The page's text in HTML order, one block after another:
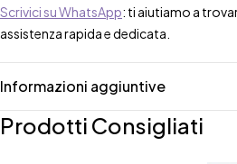
Scrivici su WhatsApp: ti aiutiamo a
assistenza rapida e dedicata.
Informazioni aggiuntive
Prodotti Consigliati